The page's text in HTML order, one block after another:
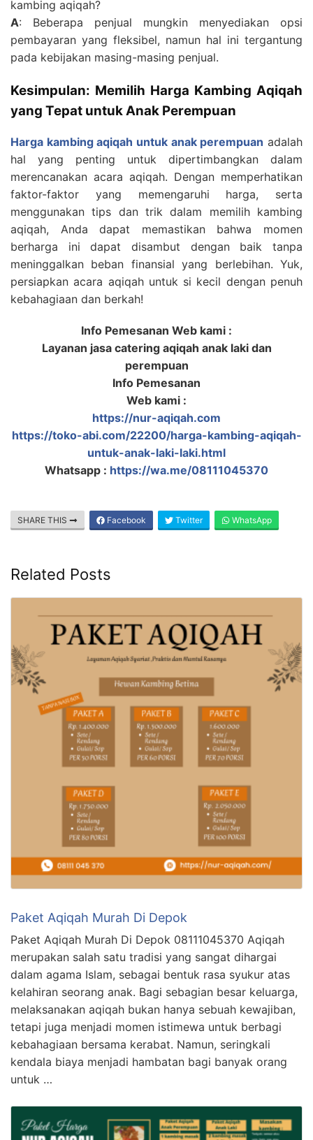
kambing aqiqah?
A: Beberapa penjual mungkin menyediakan opsi
pembayaran yang fleksibel, namun hal ini tergantung
pada kebijakan masing-masing penjual.
Kesimpulan: Memilih Harga Kambing Aqiqah
yang Tepat untuk Anak Perempuan
Harga kambing aqiqah untuk anak perempuan adalah
hal yang penting untuk dipertimbangkan dalam
merencanakan acara aqiqah. Dengan memperhatikan
faktor-faktor yang memengaruhi harga, serta
menggunakan tips dan trik dalam memilih kambing
aqiqah, Anda dapat memastikan bahwa momen
berharga ini dapat disambut dengan baik tanpa
meninggalkan beban finansial yang berlebihan. Yuk,
persiapkan acara aqiqah untuk si kecil dengan penuh
kebahagiaan dan berkah!
Info Pemesanan Web kami :
Layanan jasa catering aqiqah anak laki dan
perempuan
Info Pemesanan
Web kami :
https://nur-aqiqah.com
https://toko-abi.com/22200/harga-kambing-aqiqah-
untuk-anak-laki-laki.html
Whatsapp : https://wa.me/08111045370
SHARE THIS Facebook Twitter WhatsApp
Related Posts
Paket Aqiqah Murah Di Depok
Paket Aqiqah Murah Di Depok 08111045370 Aqiqah
merupakan salah satu tradisi yang sangat dihargai
dalam agama Islam, sebagai bentuk rasa syukur atas
kelahiran seorang anak. Bagi sebagian besar keluarga,
melaksanakan aqiqah bukan hanya sebuah kewajiban,
tetapi juga menjadi momen istimewa untuk berbagi
kebahagiaan bersama kerabat. Namun, seringkali
kendala biaya menjadi hambatan bagi banyak orang
untuk …